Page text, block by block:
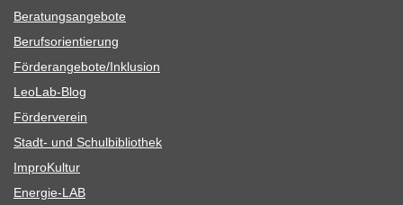
Bera­tungs­an­ge­bote
Berufs­ori­en­tie­rung
Förderangebote/​​Inklusion
Leo­Lab-Blog
För­der­ver­ein
Stadt- und Schulbibliothek
Impro­Kul­tur
Ener­­gie-LAB